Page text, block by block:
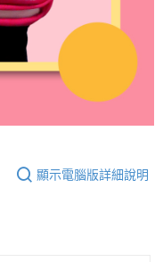
顯示電腦版詳細說明